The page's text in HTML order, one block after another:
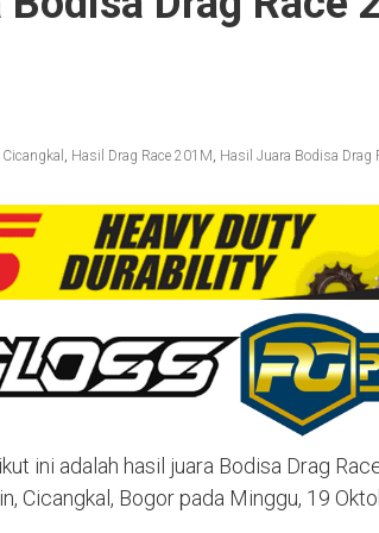
, Hasil Drag Race 201M, Hasil Juara Bodisa Drag
ini adalah hasil juara Bodisa Drag
Cicangkal, Bogor pada Minggu, 19